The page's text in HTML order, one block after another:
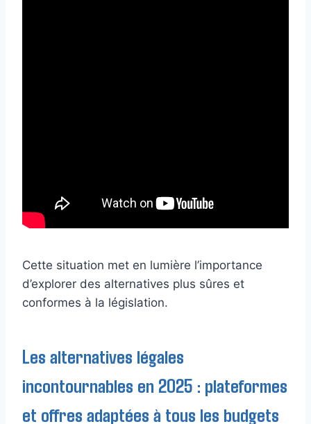
Cette situation met en lumière l’importance
d’explorer des alternatives plus sûres et
conformes à la législation.
Les alternatives légales
incontournables en 2025 : plateformes
et offres adaptées à tous les budgets